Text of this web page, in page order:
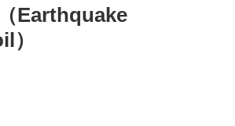
Earthquake